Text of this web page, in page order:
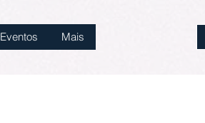
Eventos Mais